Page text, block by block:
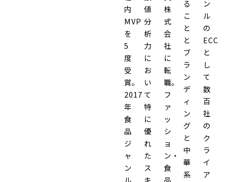
内
MVP
を
5
度
受
賞。
2017
年
食
品
ジ
ャ
ン
ル
値
分
析
力
に
お
い
て
特
に
優
れ
た
ス
キ
株
式
会
社
に
転
職。
フ
ァ
ッ
シ
ョ
ン・
食
品
る
こ
と
と
ブ
ラ
ン
デ
ィ
ン
グ
と
中
華
系
ン
ル
の
ECC
と
し
て
数
百
社
の
ク
ラ
イ
ア